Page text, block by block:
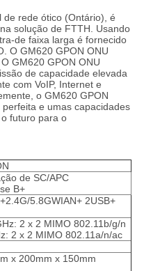
de rede ótico (Ontário), é
solução de FTTH. Usando
de faixa larga é fornecido
O GM620 GPON ONU
GM620 GPON ONU
de capacidade elevada
com VoIP, Internet e
o GM620 GPON
e umas capacidades
futuro para o
de SC/APC
B+
5.8GWIAN+ 2USB+
2 x 2 MIMO 802.11b/g/n
2 x 2 MIMO 802.11a/n/ac
x 200mm x 150mm